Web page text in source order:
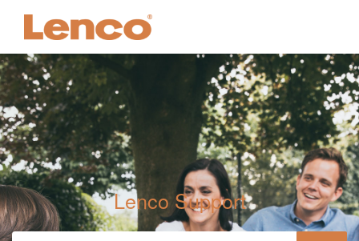
Lenco Support